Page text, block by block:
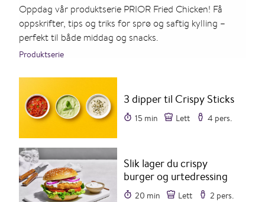
Oppdag vår produktserie PRIOR Fried Chicken! Få
oppskrifter, tips og triks for sprø og saftig kylling –
perfekt til både middag og snacks.
Produktserie
3 dipper til Crispy Sticks
15 min Lett 4 pers.
Slik lager du crispy
burger og urtedressing
20 min Lett 2 pers.